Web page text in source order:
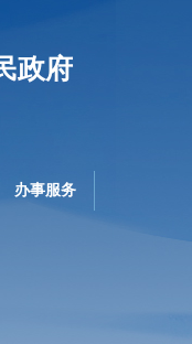
政府
办事服务